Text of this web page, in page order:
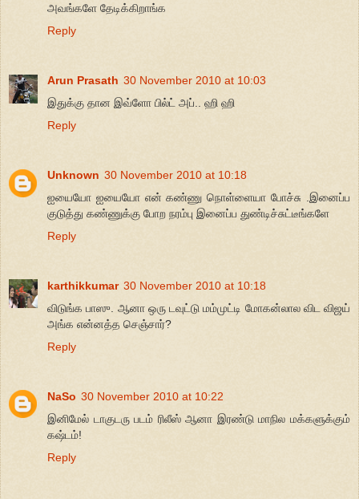
அவங்களே தேடிக்கிறாங்க
Reply
Arun Prasath 30 November 2010 at 10:03
இதுக்கு தான இவ்ளோ பில்ட் அப்.. ஹி ஹி
Reply
Unknown 30 November 2010 at 10:18
ஐயையோ ஐயையோ என் கண்ணு நொள்ளையா போச்சு .இனைப்ப
குடுத்து கண்ணுக்கு போற நரம்பு இனைப்ப துண்டிச்சுட்டீங்களே
Reply
karthikkumar 30 November 2010 at 10:18
விடுங்க பாஸு. ஆனா ஒரு டவுட்டு மம்முட்டி மோகன்லால விட விஜய்
அங்க என்னத்த செஞ்சார்?
Reply
NaSo 30 November 2010 at 10:22
இனிமேல் டாகுடரு படம் ரிலீஸ் ஆனா இரண்டு மாநில மக்களுக்கும்
கஷ்டம்!
Reply